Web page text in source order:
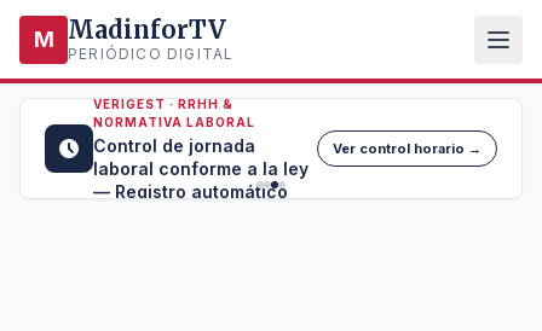
M MadinforTV
PERIÓDICO DIGITAL
VERIGEST · RRHH &
NORMATIVA LABORAL
Control de jornada
laboral conforme a la ley
— Registro automático
Ver control horario →